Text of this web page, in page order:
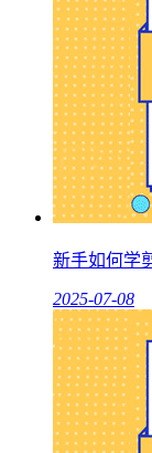
新手如何学
2025-07-08